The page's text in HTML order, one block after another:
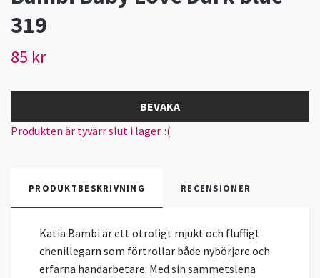
319
85 kr
BEVAKA
Produkten är tyvärr slut i lager. :(
PRODUKTBESKRIVNING RECENSIONER
Katia Bambi är ett otroligt mjukt och fluffigt
chenillegarn som förtrollar både nybörjare och
erfarna handarbetare. Med sin sammetslena